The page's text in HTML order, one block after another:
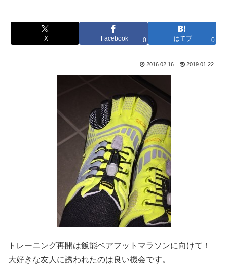
X Facebook 0 はてブ 0
2016.02.16 2019.01.22
トレーニング再開は飯能ベアフットマラソンに向けて！
大好きな友人に誘われたのは良い機会です。